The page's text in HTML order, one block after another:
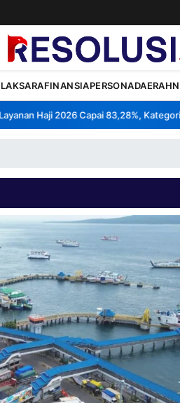
AKSARAFINANSIAPERSONADAERAH
Haji 2026 Capai 83,28%, Kategori